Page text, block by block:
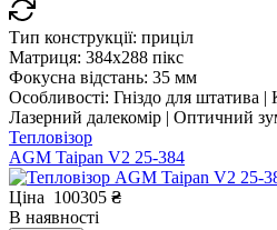
Тип конструкції: приціл
Матриця: 384x288 пікс
Фокусна відстань: 35 мм
Особливості: Гніздо для штатива |
Лазерний далекомір | Оптичний
Тепловізор
AGM Taipan V2 25-384
Ціна 100305 ₴
В наявності